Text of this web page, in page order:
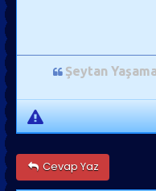
Şeytan
Cevap Yaz